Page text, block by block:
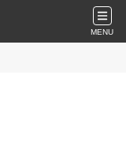
MENU